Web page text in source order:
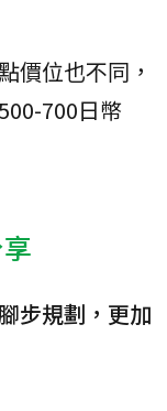
價位也不同，
700日幣
步規劃，更加